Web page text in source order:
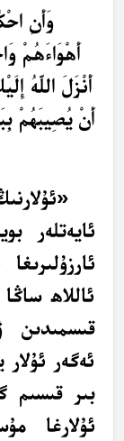
وَأَنِ
أَهْوَاءَهُمْ
أَنْزَلَ اللَّهُ
أَنْ يُصِيبَهُمْ
ئايەتلەر
ئاللاھ
قىسمىدىن
ئەگەر
بىر قىسىم
ئۇلارغا